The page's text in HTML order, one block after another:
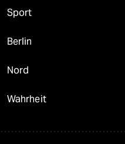
Sport
Berlin
Nord
Wahrheit